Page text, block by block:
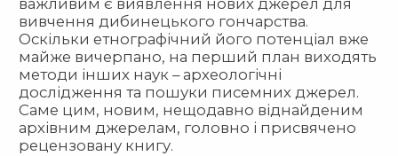
важливим є виявлення нових джерел для
вивчення дибинецького гончарства.
Оскільки етнографічний його потенціал вже
майже вичерпано, на перший план виходять
методи інших наук – археологічні
дослідження та пошуки писемних джерел.
Саме цим, новим, нещодавно віднайденим
архівним джерелам, головно і присвячено
рецензовану книгу.